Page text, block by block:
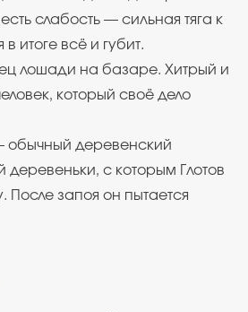
слабость — сильная тяга к
итоге всё и губит.
лошади на базаре. Хитрый и
который своё дело
обычный деревенский
деревеньки, с которым Глотов
После запоя он пытается